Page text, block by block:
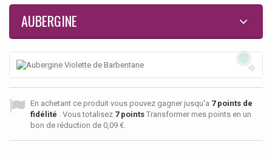
AUBERGINE
En achetant ce produit vous pouvez gagner jusqu'a 7points de
fidélité
. Vous totalisez 7points Transformer mes points en un
bon de réduction de 0,09 €